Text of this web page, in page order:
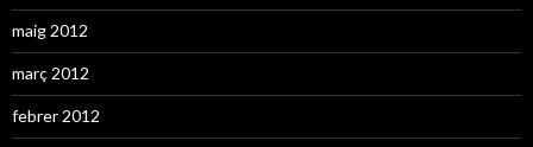
maig 2012
març 2012
febrer 2012